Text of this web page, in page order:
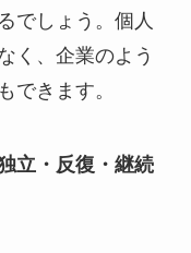
でしょう。個人
く、企業のよう
できます。
立・反復・継続